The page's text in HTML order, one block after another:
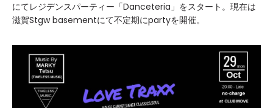
にてレジデンスパーティー「Danceteria」をスタート。現在は
滋賀Stgw basementにて不定期にpartyを開催。